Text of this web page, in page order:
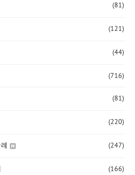
(81)
(121)
(44)
(716)
(81)
(220)
(247)
(166)